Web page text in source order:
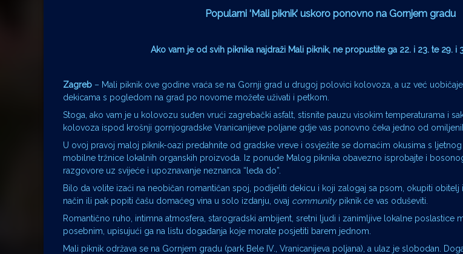
Popularni ‘Mali piknik’ uskoro ponovno na Gornjem gradu
Ako vam je od svih piknika najdraži Mali piknik, ne propustite ga 22. i 23. te 29. i
Zagreb – Mali piknik ove godine vraća se na Gornji grad u drugoj polovici kolovoza, a uz već
dekicama s pogledom na grad po novome možete uživati i petkom.
Stoga, ako vam je u kolovozu suđen vrući zagrebački asfalt, stisnite pauzu visokim temperaturama i
kolovoza ispod krošnji gornjogradske Vranicanijeve poljane gdje vas ponovno čeka jedno od
U ovoj pravoj maloj piknik-oazi predahnite od gradske vreve i osvježite se domaćim okusima s
mobilne tržnice lokalnih organskih proizvoda. Iz ponude Malog piknika obavezno isprobajte i
razgovore uz svijeće i upoznavanje neznanca “leđa do”.
Bilo da volite izaći na neobičan romantičan spoj, podijeliti dekicu i koji zalogaj sa psom, okupiti obitelj
način ili pak popiti čašu domaćeg vina u solo izdanju, ovaj communitypiknik će vas oduševiti.
Romantično ruho, intimna atmosfera, starogradski ambijent, sretni ljudi i zanimljive lokalne poslastice
posebnim, upisujući ga na listu događanja koje morate posjetiti barem jednom.
Mali piknik održava se na Gornjem gradu (park Bele IV., Vranicanijeva poljana), a ulaz je slobodan.